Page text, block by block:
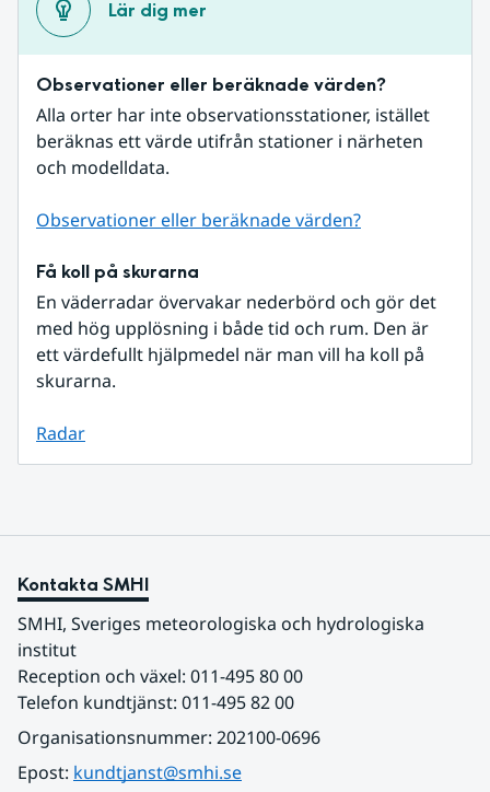
Lär dig mer
Observationer eller beräknade värden?
Alla orter har inte observationsstationer, istället
beräknas ett värde utifrån stationer i närheten
och modelldata.
Observationer eller beräknade värden?
Få koll på skurarna
En väderradar övervakar nederbörd och gör det
med hög upplösning i både tid och rum. Den är
ett värdefullt hjälpmedel när man vill ha koll på
skurarna.
Radar
Kontakta SMHI
SMHI, Sveriges meteorologiska och hydrologiska
institut
Reception och växel: 011-495 80 00
Telefon kundtjänst: 011-495 82 00
Organisationsnummer: 202100-0696
Epost: kundtjanst@smhi.se